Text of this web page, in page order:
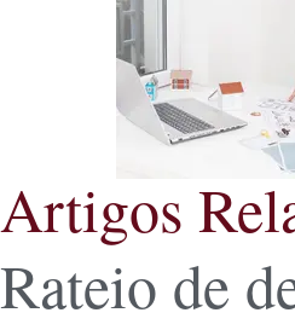
Artigos
Rateio de